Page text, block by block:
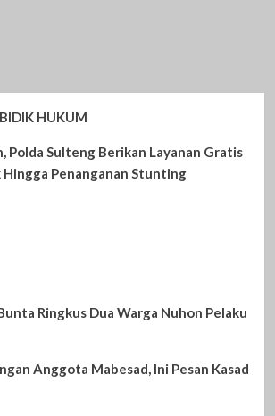
HUKUM
Polda Sulteng Berikan Layanan Gratis
Hingga Penanganan Stunting
Ringkus Dua Warga Nuhon Pelaku
Anggota Mabesad, Ini Pesan Kasad